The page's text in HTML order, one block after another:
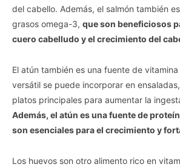
del cabello. Además, el salmón también
grasos omega-3, que son beneficiosos
cuero cabelludo y el crecimiento del
El atún también es una fuente de
versátil se puede incorporar en
platos principales para aumentar la
Además, el atún es una fuente de
son esenciales para el crecimiento y
Los huevos son otro alimento rico en